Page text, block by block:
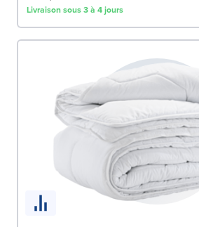
Livraison sous 3 à 4 jours